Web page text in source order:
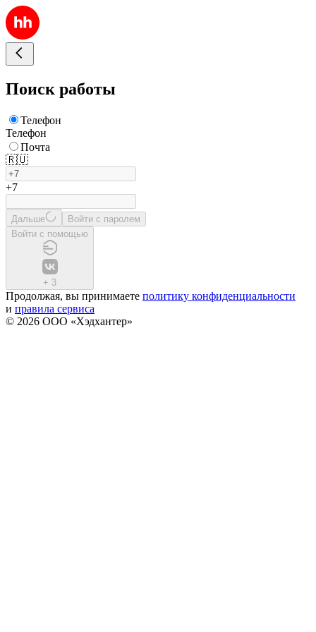
Поиск работы
Телефон
Телефон
Почта
🇷🇺
+7
Дальше
Войти с паролем
Войти с помощью
+ 3
Продолжая, вы принимаете политику конфиденциальности
и правила сервиса
© 2026 ООО «Хэдхантер»